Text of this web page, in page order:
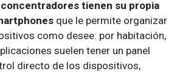
tienen su propia
que le permite organizar
como desee: por habitación,
suelen tener un panel
directo de los dispositivos,